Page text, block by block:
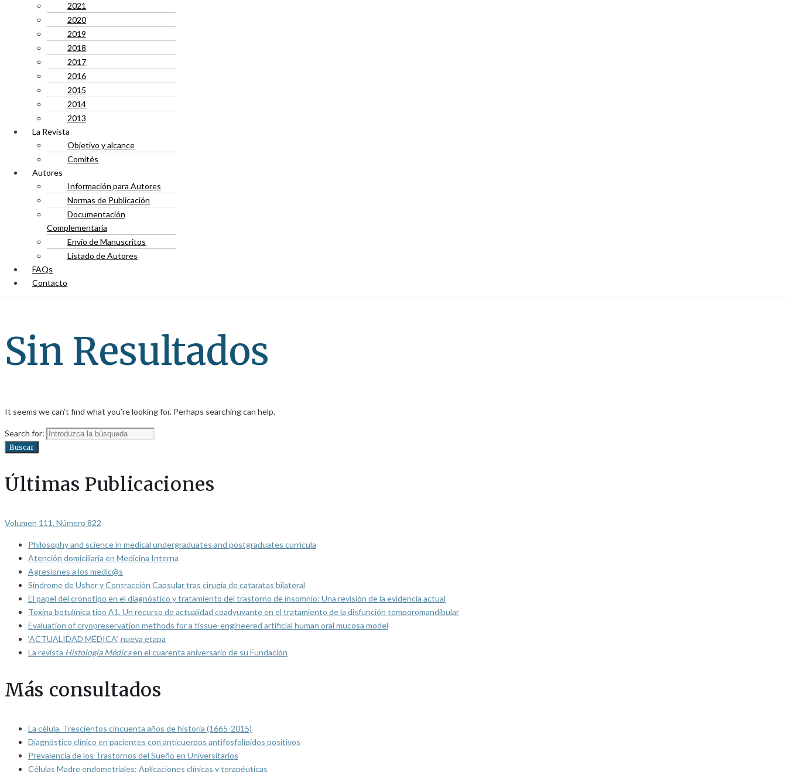
2021
2020
2019
2018
2017
2016
2015
2014
2013
La Revista
Objetivo y alcance
Comités
Autores
Información para Autores
Normas de Publicación
Documentación
Complementaria
Envío de Manuscritos
Listado de Autores
FAQs
Contacto
Sin Resultados
It seems we can’t find what you’re looking for. Perhaps searching can help.
Search for:
Buscar
Últimas Publicaciones
Volumen 111. Número 822
Philosophy and science in medical undergraduates and postgraduates curricula
Atención domiciliaria en Medicina Interna
Agresiones a los medic@s
Síndrome de Usher y Contracción Capsular tras cirugía de cataratas bilateral
El papel del cronotipo en el diagnóstico y tratamiento del trastorno de insomnio: Una revisión de la evidencia actual
Toxina botulínica tipo A1. Un recurso de actualidad coadyuvante en el tratamiento de la disfunción temporomandibular
Evaluation of cryopreservation methods for a tissue-engineered artificial human oral mucosa model
‘ACTUALIDAD MÉDICA’, nueva etapa
La revista Histología Médicaen el cuarenta aniversario de su Fundación
Más consultados
La célula. Trescientos cincuenta años de historia (1665-2015)
Diagnóstico clínico en pacientes con anticuerpos antifosfolípidos positivos
Prevalencia de los Trastornos del Sueño en Universitarios
Células Madre endometriales: Aplicaciones clínicas y terapéuticas